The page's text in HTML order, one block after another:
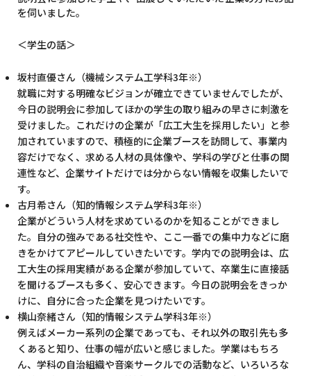
を伺いました。
＜学生の話＞
坂村直優さん（機械システム工学科3年※）
就職に対する明確なビジョンが確立できていませんでしたが、
今日の説明会に参加してほかの学生の取り組みの早さに刺激を
受けました。これだけの企業が「広工大生を採用したい」と参
加されていますので、積極的に企業ブースを訪問して、事業内
容だけでなく、求める人材の具体像や、学科の学びと仕事の関
連性など、企業サイトだけでは分からない情報を収集したいで
す。
古月希さん（知的情報システム学科3年※）
企業がどういう人材を求めているのかを知ることができまし
た。自分の強みである社交性や、ここ一番での集中力などに磨
きをかけてアピールしていきたいです。学内での説明会は、広
工大生の採用実績がある企業が参加していて、卒業生に直接話
を聞けるブースも多く、安心できます。今日の説明会をきっか
けに、自分に合った企業を見つけたいです。
横山奈緒さん（知的情報システム学科3年※）
例えばメーカー系列の企業であっても、それ以外の取引先も多
くあると知り、仕事の幅が広いと感じました。学業はもちろ
ん、学科の自治組織や音楽サークルでの活動など、いろいろな